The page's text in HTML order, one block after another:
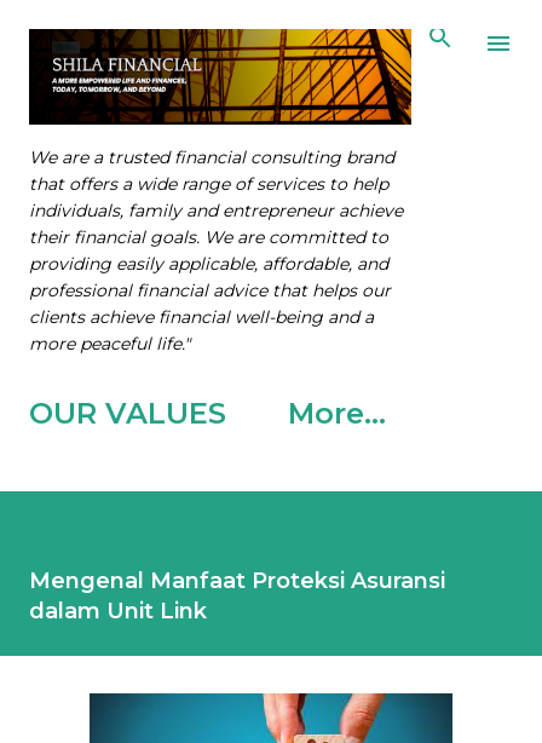
Skip to main content
We are a trusted financial consulting brand
that offers a wide range of services to help
individuals, family and entrepreneur achieve
their financial goals. We are committed to
providing easily applicable, affordable, and
professional financial advice that helps our
clients achieve financial well-being and a
more peaceful life."
OUR VALUES More…
Mengenal Manfaat Proteksi Asuransi
dalam Unit Link